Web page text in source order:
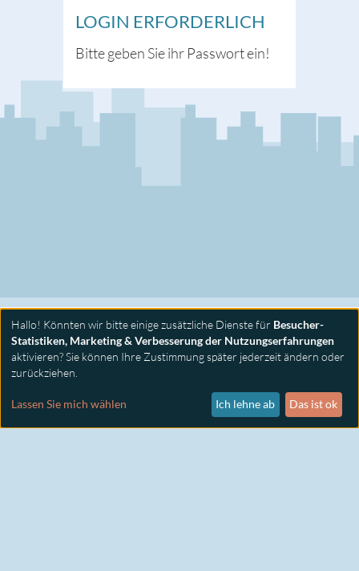
LOGIN ERFORDERLICH
Bitte geben Sie ihr Passwort ein!
KONTAKT
Hallo! Könnten wir bitte einige zusätzliche Dienste für Besucher-
Statistiken, Marketing & Verbesserung der Nutzungserfahrungen
aktivieren? Sie können Ihre Zustimmung später jederzeit ändern oder
zurückziehen.
Lassen Sie mich wählen Ich lehne ab Das ist ok